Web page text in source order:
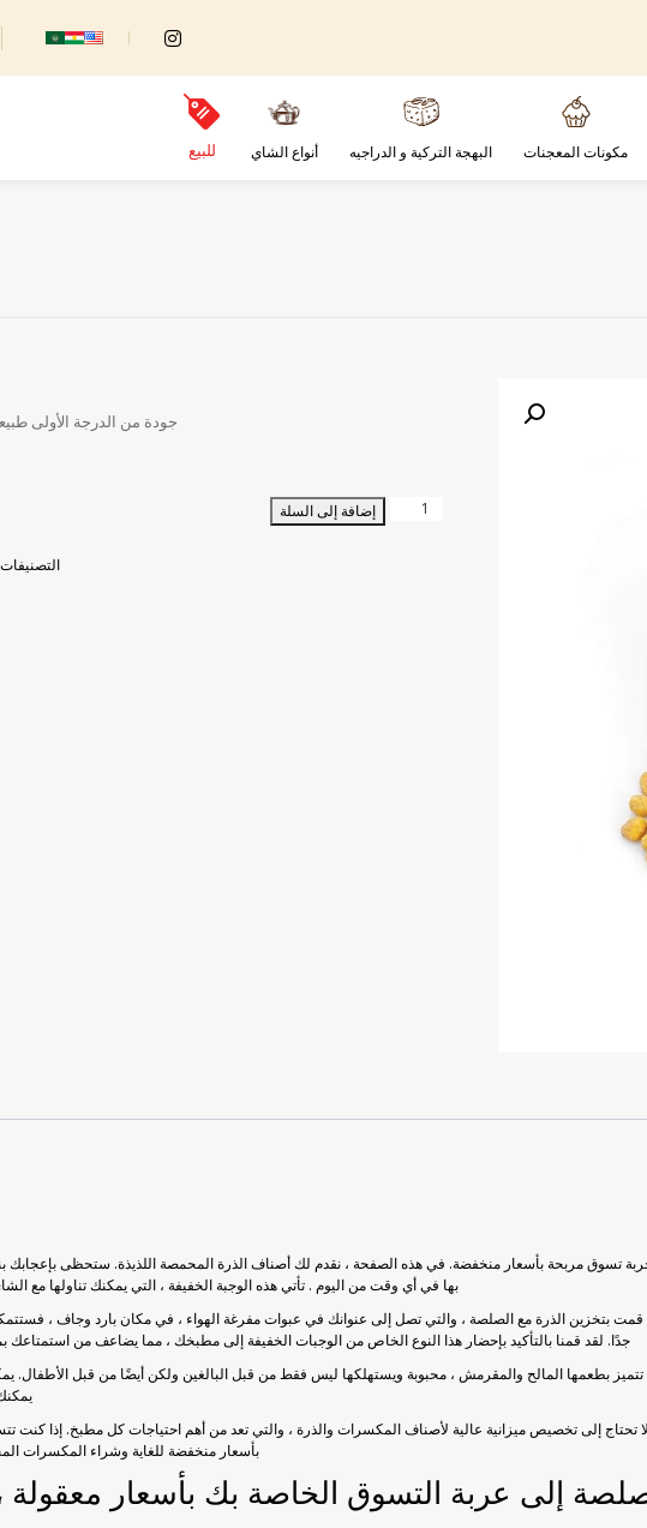
مكونات المعجنات البهجة التركية و الدراجيه أنواع الشاي للبيع
جودة من الدرجة الأولى
كمية
إضافة إلى السلة
تسوق مربحة بأسعار منخفضة. في هذه الصفحة ، نقدم لك أصناف الذرة المحمصة اللذيذة. ستحظى بإعجابك
بها في أي وقت من اليوم . تأتي هذه الوجبة الخفيفة ، التي يمكنك تناولها مع
والمحلية 100٪ متوفرة في عبوات 500 جرام و 1000 جرام. إذا قمت بتخزين الذرة مع الصلصة ، والتي تصل إلى عنوانك في عبوات مفرغة الهواء ، في
جدًا. لقد قمنا بالتأكيد بإحضار هذا النوع الخاص من الوجبات الخفيفة إلى مطبخك ، مما يضاعف من استمتاعك
تتميز بطعمها المالح والمقرمش ، محبوبة ويستهلكها ليس فقط من قبل البالغين ولكن أيضًا من قبل الأطفال.
إلى تخصيص ميزانية عالية لأصناف المكسرات والذرة ، والتي تعد من أهم احتياجات كل مطبخ. إذا كنت
بأسعار منخفضة للغاية وشراء المكسرات
إلى عربة التسوق الخاصة بك بأسعار معقولة